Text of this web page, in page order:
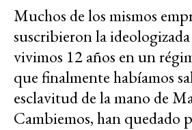
Muchos de los mismos
suscribieron la
vivimos 12 años en un
que finalmente habíamos
esclavitud de la mano de
Cambiemos, han quedado